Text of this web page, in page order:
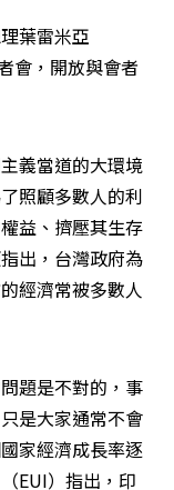
葉雷米亞
會，開放與會者
義當道的大環境
照顧多數人的利
益、擠壓其生存
出，台灣政府為
經濟常被多數人
題是不對的，事
是大家通常不會
家經濟成長率逐
EUI）指出，印